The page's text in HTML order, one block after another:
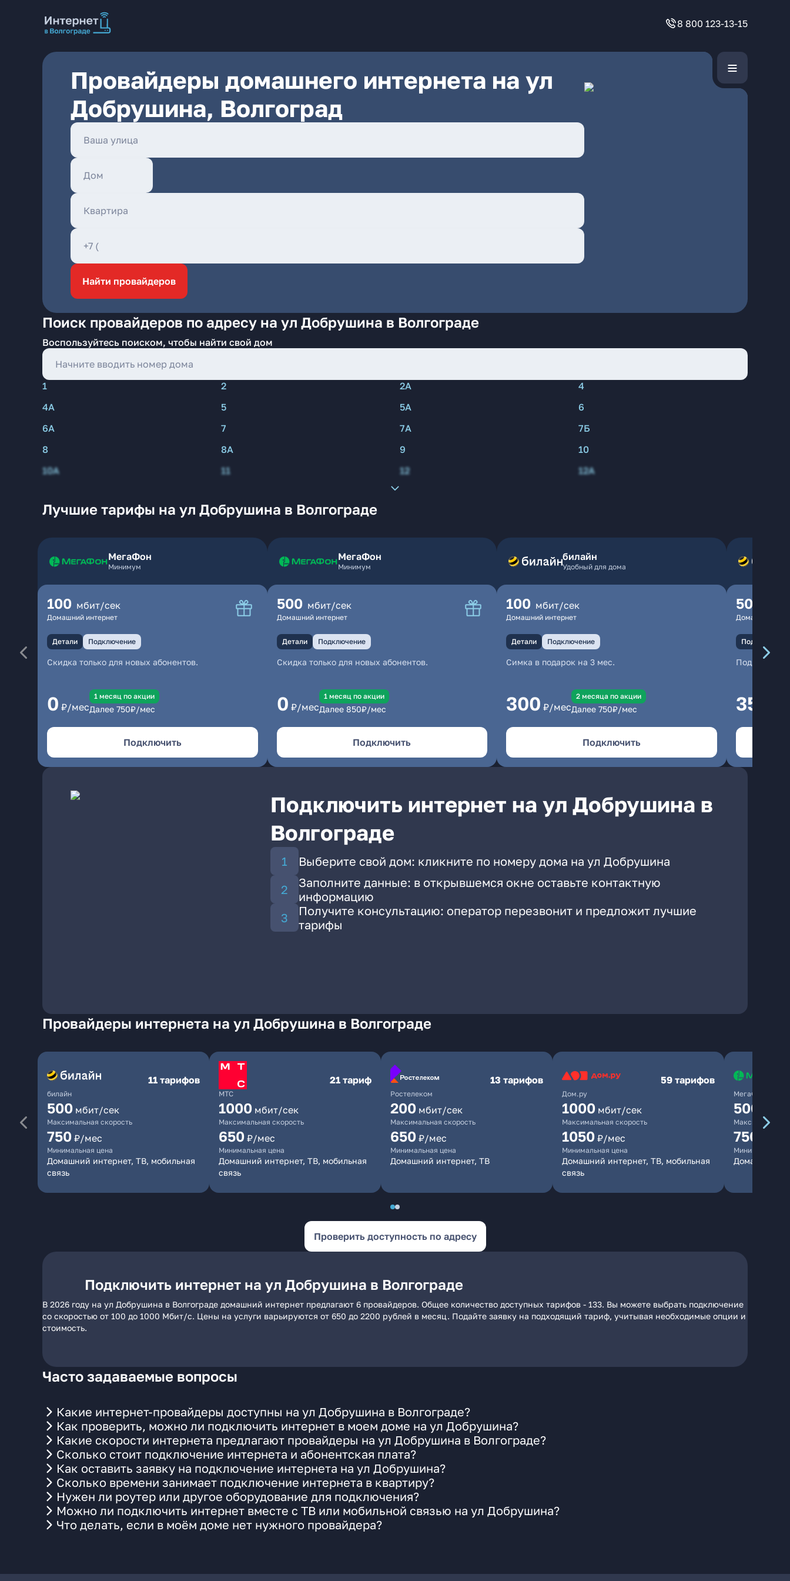
8 800 123-13-15
Провайдеры домашнего интернета на ул
Добрушина, Волгоград
Найти провайдеров
Поиск провайдеров по адресу на ул Добрушина в Волгограде
Воспользуйтесь поиском, чтобы найти свой дом
1 2 2А
4
4А
5 5А
6
6А
7 7А
7Б
8
8А 9
10
10А
11 12 12А
Лучшие тарифы на ул Добрушина в Волгограде
МегаФон
Минимум
100 мбит/сек
Домашний интернет
Детали Подключение
Скидка только для новых абонентов.
0 ₽/мес
1 месяц по акции
Далее 750₽/мес
Подключить
МегаФон
Минимум
500 мбит/сек
Домашний интернет
Детали Подключение
Скидка только для новых абонентов.
0 ₽/мес
1 месяц по акции
Далее 850₽/мес
Подключить
билайн
Удобный для дома
100 мбит/сек
Домашний интернет
Детали Подключение
Симка в подарок на 3 мес.
300 ₽/мес
2 месяцa по акции
Далее 750₽/мес
Подключить
500
Домашний
Подключение
350
Подключить интернет на ул Добрушина в
Волгограде
Выберите свой дом: кликните по номеру дома на ул Добрушина
Заполните данные: в открывшемся окне оставьте контактную
информацию
Получите консультацию: оператор перезвонит и предложит лучшие
тарифы
Провайдеры интернета на ул Добрушина в Волгограде
билайн
11 тарифов
500 мбит/сек
Максимальная скорость
750 ₽/мес
Минимальная цена
Домашний интернет, ТВ, мобильная
связь
МТС
21 тариф
1000 мбит/сек
Максимальная скорость
650 ₽/мес
Минимальная цена
Домашний интернет, ТВ, мобильная
связь
Ростелеком
13 тарифов
200 мбит/сек
Максимальная скорость
650 ₽/мес
Минимальная цена
Домашний интернет, ТВ
Дом.ру
59 тарифов
1000 мбит/сек
Максимальная скорость
1050 ₽/мес
Минимальная цена
Домашний интернет, ТВ, мобильная
связь
МегаФон
500
Максимальная
750
Минимальная
Домашний
Проверить доступность по адресу
Подключить интернет на ул Добрушина в Волгограде
В 2026 году на ул Добрушина в Волгограде домашний интернет предлагают 6 провайдеров. Общее количество доступных тарифов - 133. Вы можете выбрать подключение
со скоростью от 100 до 1000 Мбит/с. Цены на услуги варьируются от 650 до 2200 рублей в месяц. Подайте заявку на подходящий тариф, учитывая необходимые опции и
стоимость.
Часто задаваемые вопросы
Какие интернет-провайдеры доступны на ул Добрушина в Волгограде?
Как проверить, можно ли подключить интернет в моем доме на ул Добрушина?
Какие скорости интернета предлагают провайдеры на ул Добрушина в Волгограде?
Сколько стоит подключение интернета и абонентская плата?
Как оставить заявку на подключение интернета на ул Добрушина?
Сколько времени занимает подключение интернета в квартиру?
Нужен ли роутер или другое оборудование для подключения?
Можно ли подключить интернет вместе с ТВ или мобильной связью на ул Добрушина?
Что делать, если в моём доме нет нужного провайдера?